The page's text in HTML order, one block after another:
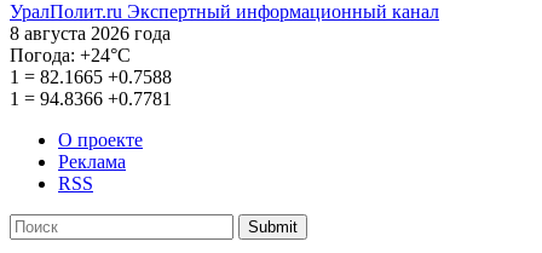
УралПолит.ru Экспертный информационный канал
8 августа 2026 года
Погода: +24°С
1 = 82.1665 +0.7588
1 = 94.8366 +0.7781
О проекте
Реклама
RSS
Submit